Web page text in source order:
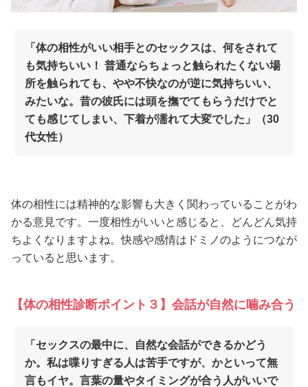
「体の相性がいい相手とのセックスは、何をされて
も気持ちいい！ 普通ならちょっと触られたくない場
所を触られても、やや不快なのが逆に気持ちいい、
みたいな。昔の彼氏には頭を撫でてもらうだけでと
ても感じてしまい、下着が濡れて大変でした」（30
代女性）
体の相性には精神的な影響も大きく関わっていることがわ
かる意見です。一度相性がいいと感じると、どんどん気持
ちよくなりますよね。快感や感情はドミノのようにつなが
っていると思います。
【体の相性診断ポイント３】会話が自然に噛み合う
「セックスの最中に、自然な会話ができるかどう
か。私は喋りすぎる人は苦手ですが、かといって無
言もイヤ。言葉の量やタイミングが合う人がいいで